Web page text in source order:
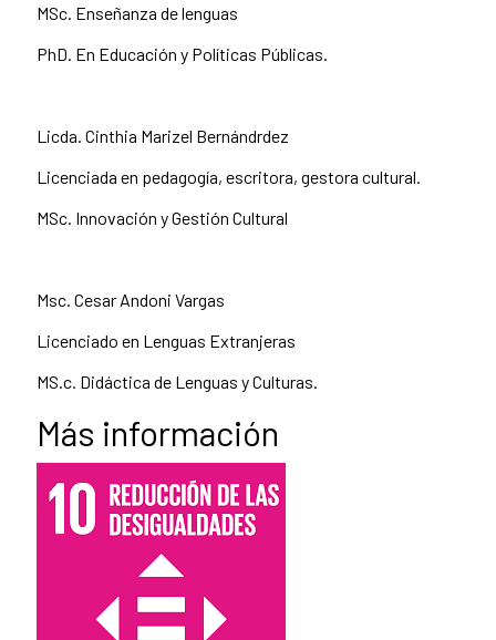
MSc. Enseñanza de lenguas
PhD. En Educación y Políticas Públicas.
Licda. Cinthia Marizel Bernándrdez
Licenciada en pedagogía, escritora, gestora cultural.
MSc. Innovación y Gestión Cultural
Msc. Cesar Andoni Vargas
Licenciado en Lenguas Extranjeras
MS.c. Didáctica de Lenguas y Culturas.
Más información